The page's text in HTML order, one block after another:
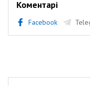
Коментарі
Facebook